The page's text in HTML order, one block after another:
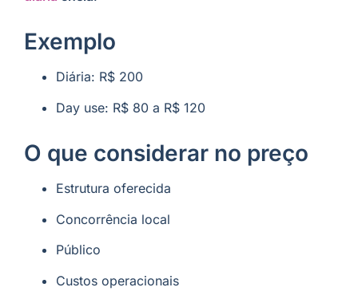
Exemplo
Diária: R$ 200
Day use: R$ 80 a R$ 120
O que considerar no preço
Estrutura oferecida
Concorrência local
Público
Custos operacionais